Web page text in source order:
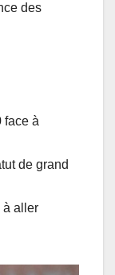
des
face à
de grand
à aller